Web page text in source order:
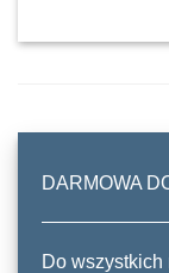
DARMOWA
Do